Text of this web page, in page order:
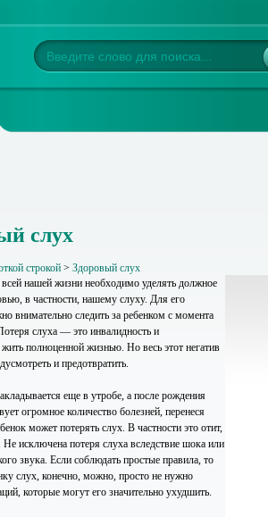
слух
строкой > Здоровый слух
нашей жизни необходимо уделять должное
в частности, нашему слуху. Для его
внимательно следить за ребенком с момента
слуха — это инвалидность и
полноценной жизнью. Но весь этот негатив
и предотвратить.
еще в утробе, а после рождения
огромное количество болезней, перенеся
может потерять слух. В частности это отит,
исключена потеря слуха вследствие шока или
звука. Если соблюдать простые правила, то
слух, конечно, можно, просто не нужно
которые могут его значительно ухудшить.